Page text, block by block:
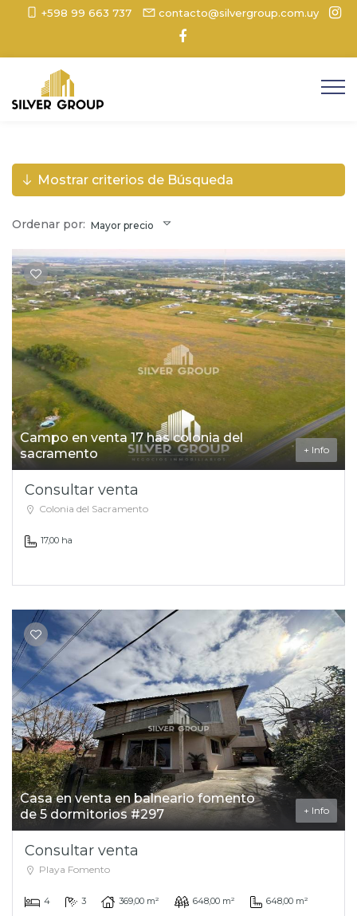
+598 99 663 737 contacto@silvergroup.com.uy
Mostrar criterios de Búsqueda
Ordenar por: Mayor precio
Campo en venta 17 has colonia del
sacramento
+ Info
Consultar venta
Colonia del Sacramento
17,00 ha
Casa en venta en balneario fomento
de 5 dormitorios #297
+ Info
Consultar venta
Playa Fomento
4 3 369,00 m² 648,00 m²
648,00 m²